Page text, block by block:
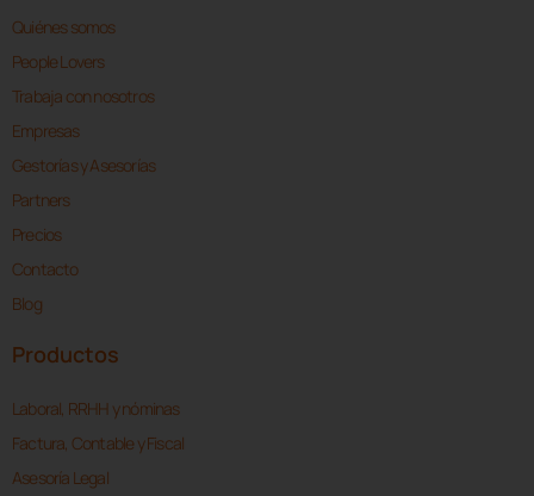
Quiénes somos
People Lovers
Trabaja con nosotros
Empresas
Gestorías y Asesorías
Partners
Precios
Contacto
Blog
Productos
Laboral, RRHH y nóminas
Factura, Contable y Fiscal
Asesoría Legal